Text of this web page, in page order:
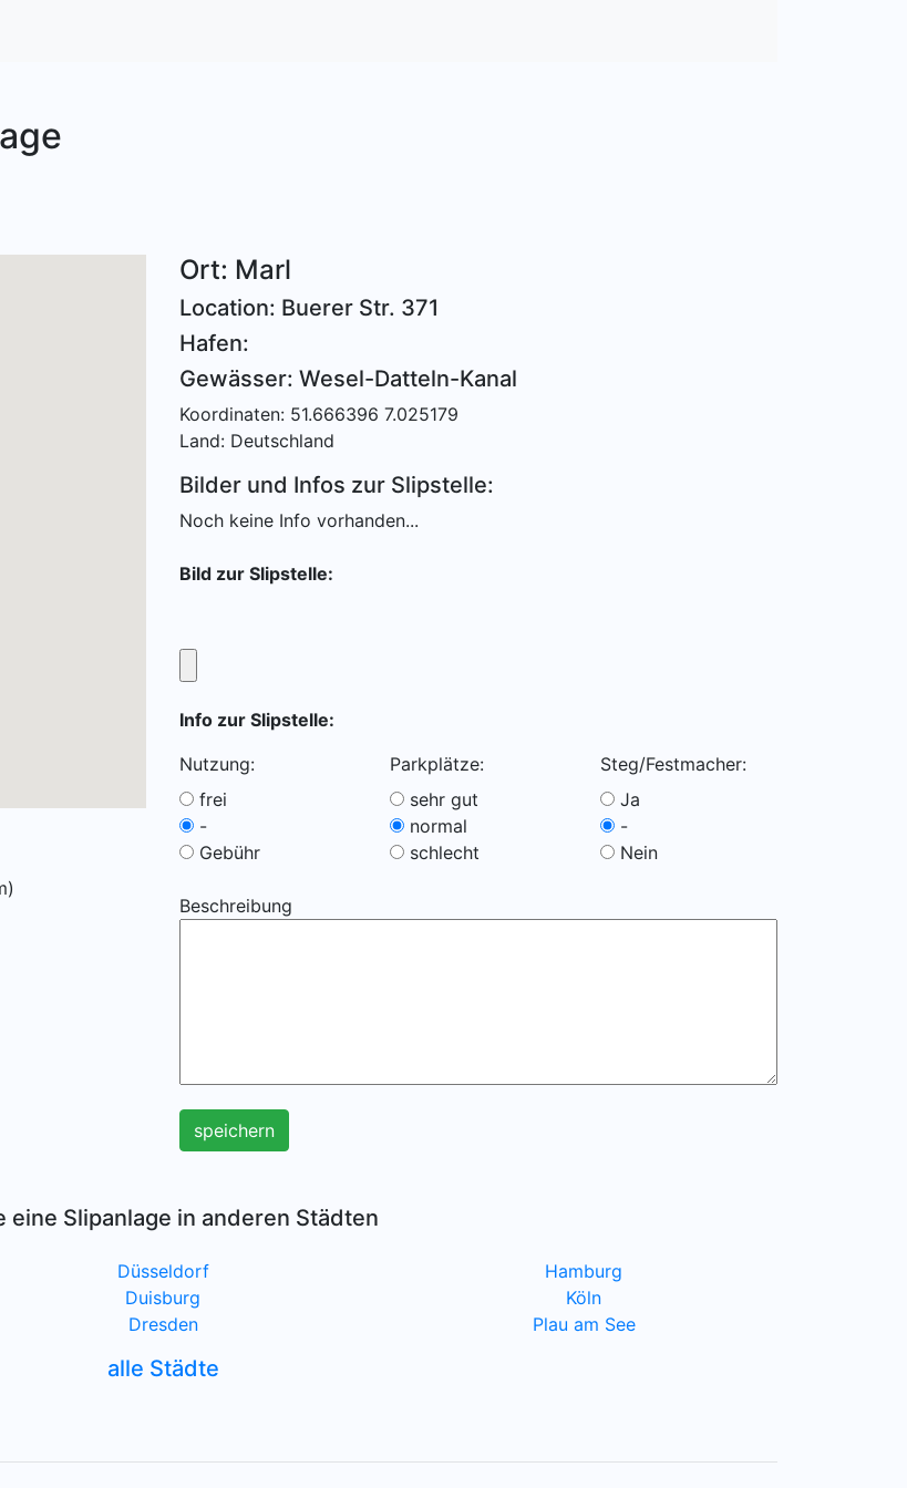
Ort: Marl
Location: Buerer Str. 371
Hafen:
Gewässer: Wesel-Datteln-Kanal
Koordinaten: 51.666396 7.025179
Land: Deutschland
Bilder und Infos zur Slipstelle:
Noch keine Info vorhanden...
Bild zur Slipstelle:
Info zur Slipstelle:
Nutzung:
frei
-
Gebühr
Parkplätze:
sehr gut
normal
schlecht
Steg/Festmacher:
Ja
-
Nein
Beschreibung
speichern
eine Slipanlage in anderen Städten
Düsseldorf
Duisburg
Dresden
Hamburg
Köln
Plau am See
alle Städte